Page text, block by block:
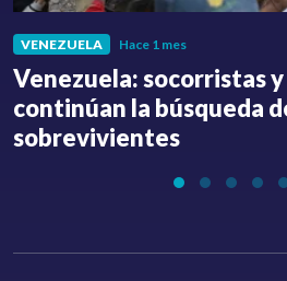
VENEZUELA Hace 1 mes
Venezuela: socorristas
continúan la búsqueda
sobrevivientes